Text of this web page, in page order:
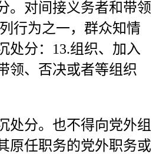
。对间接义务者和带领
行为之一，群众知情
处分：13.组织、加入
领、否决或者等组织
分。也不得向党外组
原任职务的党外职务或